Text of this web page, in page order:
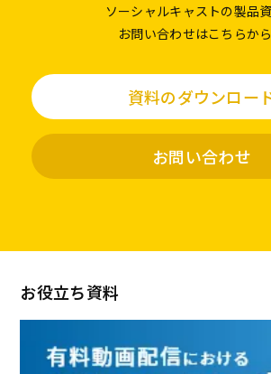
ソーシャルキャストの製品
お問い合わせはこちらから
資料のダウンロー
お問い合わせ
お役立ち資料